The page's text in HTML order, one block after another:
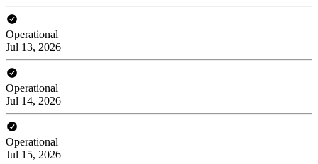
Operational
Jul 13, 2026
Operational
Jul 14, 2026
Operational
Jul 15, 2026